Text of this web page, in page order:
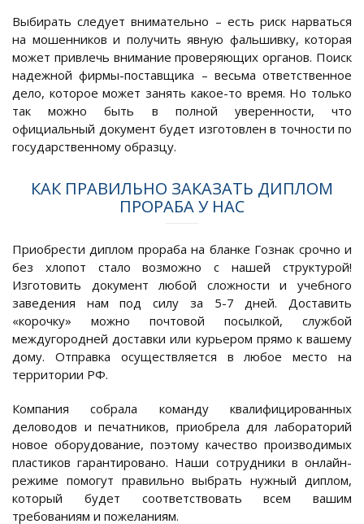
Выбирать следует внимательно – есть риск нарваться
на мошенников и получить явную фальшивку, которая
может привлечь внимание проверяющих органов. Поиск
надежной фирмы-поставщика – весьма ответственное
дело, которое может занять какое-то время. Но только
так можно быть в полной уверенности, что
официальный документ будет изготовлен в точности по
государственному образцу.
КАК ПРАВИЛЬНО ЗАКАЗАТЬ ДИПЛОМ
ПРОРАБА У НАС
Приобрести диплом прораба на бланке Гознак срочно и
без хлопот стало возможно с нашей структурой!
Изготовить документ любой сложности и учебного
заведения нам под силу за 5-7 дней. Доставить
«корочку» можно почтовой посылкой, службой
междугородней доставки или курьером прямо к вашему
дому. Отправка осуществляется в любое место на
территории РФ.
Компания собрала команду квалифицированных
деловодов и печатников, приобрела для лабораторий
новое оборудование, поэтому качество производимых
пластиков гарантировано. Наши сотрудники в онлайн-
режиме помогут правильно выбрать нужный диплом,
который будет соответствовать всем вашим
требованиям и пожеланиям.